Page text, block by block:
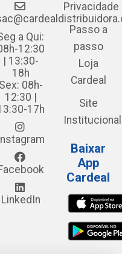
a Qui:
12:30
| 13:30-
18h
Sex: 08h-
12:30 |
17h
Instagram
LinkedIn
Privacidade
Passo a
passo
Loja
Cardeal
Site
Institucional
Baixar
App
Cardeal